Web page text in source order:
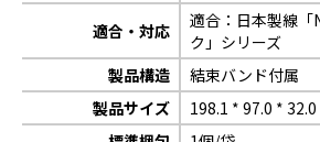
適合・対応
適合：日本製線「
ク」シリーズ
製品構造
結束バンド付属
製品サイズ
198.1 * 97.0 *